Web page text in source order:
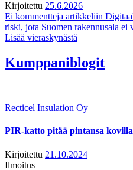
Kirjoitettu 25.6.2026
Ei kommentteja artikkeliin
riski, jota Suomen rakennusala ei
Lisää vieraskynästä
Kumppaniblogit
Recticel Insulation Oy
PIR-katto pitää pintansa
Kirjoitettu 21.10.2024
Ilmoitus